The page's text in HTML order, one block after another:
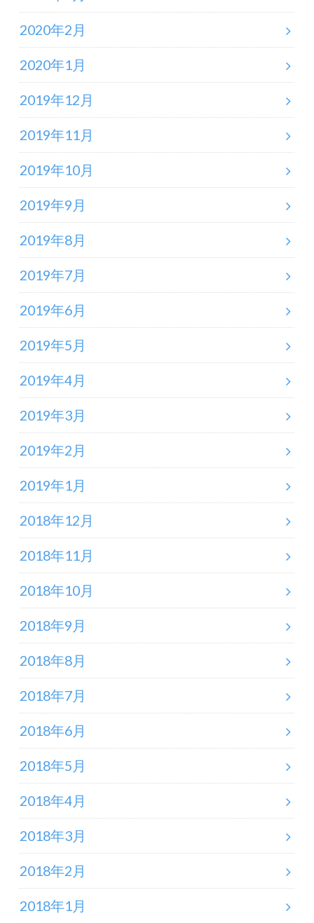
2020年2月
2020年1月
2019年12月
2019年11月
2019年10月
2019年9月
2019年8月
2019年7月
2019年6月
2019年5月
2019年4月
2019年3月
2019年2月
2019年1月
2018年12月
2018年11月
2018年10月
2018年9月
2018年8月
2018年7月
2018年6月
2018年5月
2018年4月
2018年3月
2018年2月
2018年1月